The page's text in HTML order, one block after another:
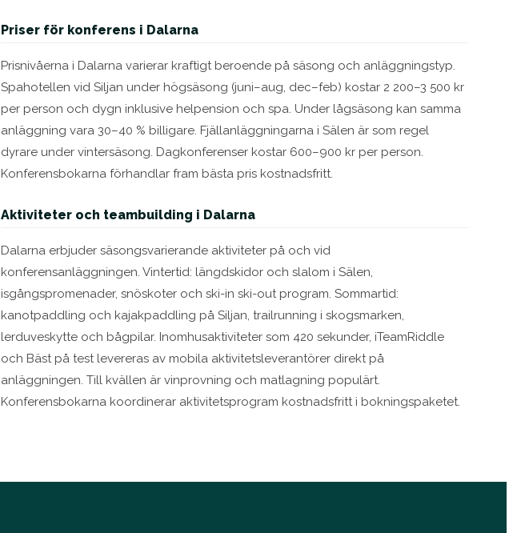
Priser för konferens i Dalarna
Prisnivåerna i Dalarna varierar kraftigt beroende på säsong och anläggningstyp.
Spahotellen vid Siljan under högsäsong (juni–aug, dec–feb) kostar 2 200–3 500 kr
per person och dygn inklusive helpension och spa. Under lågsäsong kan samma
anläggning vara 30–40 % billigare. Fjällanläggningarna i Sälen är som regel
dyrare under vintersäsong. Dagkonferenser kostar 600–900 kr per person.
Konferensbokarna förhandlar fram bästa pris kostnadsfritt.
Aktiviteter och teambuilding i Dalarna
Dalarna erbjuder säsongsvarierande aktiviteter på och vid
konferensanläggningen. Vintertid: längdskidor och slalom i Sälen,
isgångspromenader, snöskoter och ski-in ski-out program. Sommartid:
kanotpaddling och kajakpaddling på Siljan, trailrunning i skogsmarken,
lerduveskytte och bågpilar. Inomhusaktiviteter som 420 sekunder, iTeamRiddle
och Bäst på test levereras av mobila aktivitetsleverantörer direkt på
anläggningen. Till kvällen är vinprovning och matlagning populärt.
Konferensbokarna koordinerar aktivitetsprogram kostnadsfritt i bokningspaketet.